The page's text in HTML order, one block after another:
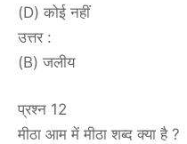
(D) कोई नहीं
उत्तर :
(B) जलीय
प्रश्न 12
मीठा आम में मीठा शब्द क्या है ?